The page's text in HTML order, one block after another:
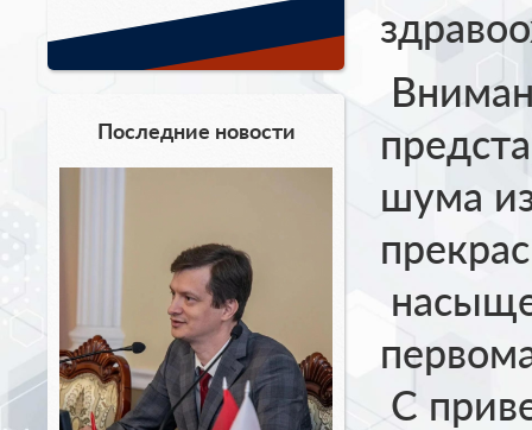
Последние новости
шума
С